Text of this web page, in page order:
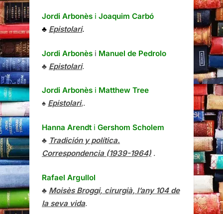
Jordi Arbonès i Joaquim Carbó
♣ Epistolari.
Jordi Arbonès i Manuel de Pedrolo
♣ Epistolari.
Jordi Arbonès i Matthew Tree
♠ Epistolari,.
Hanna Arendt i Gershom Scholem
♣ Tradición y política.
Correspondencia (1939-1964) .
Rafael Argullol
♣ Moisès Broggi, cirurgià, l’any 104 de
la seva vida.